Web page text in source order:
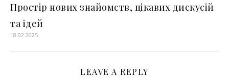
Простір нових знайомств, цікавих дискусій
та ідей
18.02.2025
LEAVE A REPLY